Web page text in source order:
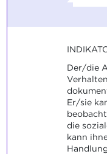
Der/die
Er/sie
die
kann